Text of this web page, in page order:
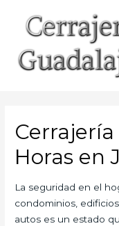
contenido
Horas en
La seguridad en el
condominios,
autos es un estado